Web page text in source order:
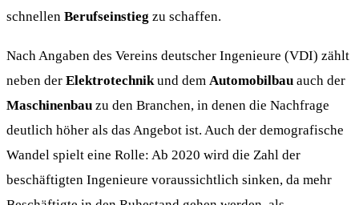
schnellen Berufseinstieg zu schaffen.
Nach Angaben des Vereins deutscher Ingenieure (VDI) zählt
neben der Elektrotechnikund dem Automobilbau auch der
Maschinenbau zu den Branchen, in denen die Nachfrage
deutlich höher als das Angebot ist. Auch der demografische
Wandel spielt eine Rolle: Ab 2020 wird die Zahl der
beschäftigten Ingenieure voraussichtlich sinken, da mehr